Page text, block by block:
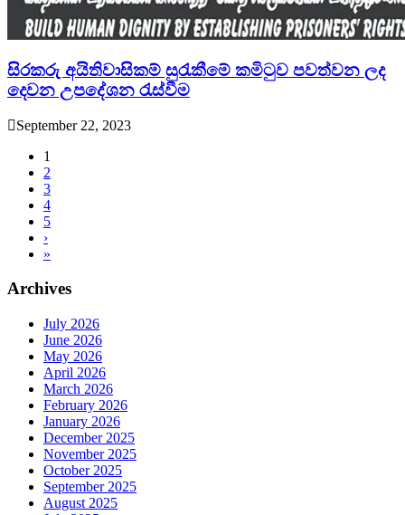
සිරකරු අයිතිවාසිකම් සුරැකීමේ කමිටුව පවත්වන ලද
දෙවන උපදේශන රැස්වීම
September 22, 2023
1
2
3
4
5
›
»
Archives
July 2026
June 2026
May 2026
April 2026
March 2026
February 2026
January 2026
December 2025
November 2025
October 2025
September 2025
August 2025